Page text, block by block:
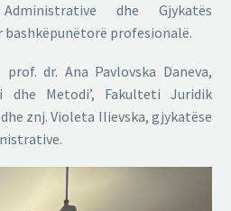
dhe Gjykatës
bashkëpunëtorë profesionalë.
dr. Ana Pavlovska Daneva,
dhe Metodi’, Fakulteti Juridik
dhe znj. Violeta Ilievska, gjykatëse